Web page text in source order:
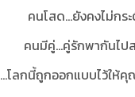
คนโสด...ยังคงไม่กร
คนมีคู่...คู่รักพากันไป
...โลกนี้ถูกออกแบบไว้ให้